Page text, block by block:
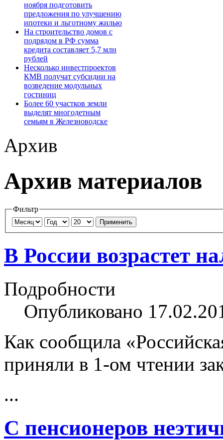
ноября подготовить
предложения по улучшению
ипотеки и льготному жилью
На строительство домов с
подрядом в РФ сумма
кредита составляет 5,7 млн
рублей
Несколько инвестпроектов
КМВ получат субсидии на
возведение модульных
гостиниц
Более 60 участков земли
выделят многодетным
семьям в Железноводске
Архив
Архив материалов
Фильтр
Применить
В России возрастет
Подробности
Опубликовано
Как сообщила
приняли в 1-ом чтении
...
С пенсионеров